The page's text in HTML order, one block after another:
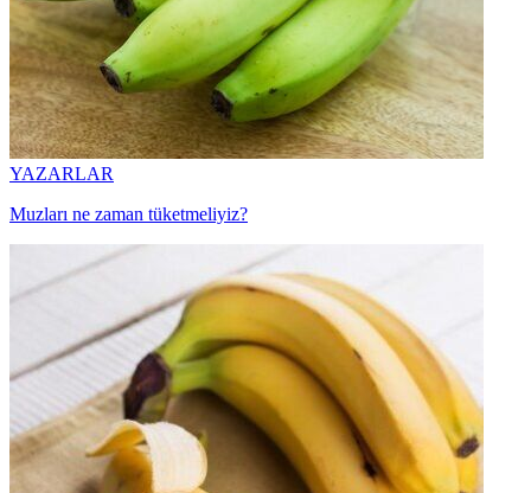
YAZARLAR
Muzları ne zaman tüketmeliyiz?